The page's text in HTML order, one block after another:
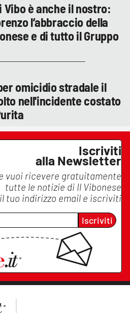
Vibo è anche il nostro:
l’abbraccio della
e di tutto il Gruppo
omicidio stradale il
nell'incidente costato
Iscriviti
alla Newsletter
vuoi ricevere gratuitamente
tutte le notizie di Il Vibonese
tuo indirizzo email e iscriviti
Iscriviti